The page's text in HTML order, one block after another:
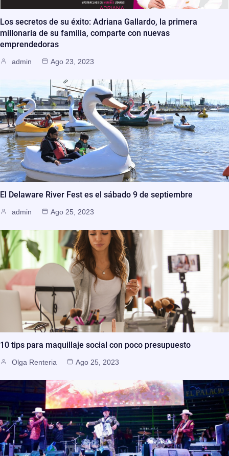
Los secretos de su éxito: Adriana Gallardo, la primera
millonaria de su familia, comparte con nuevas
emprendedoras
admin Ago 23, 2023
El Delaware River Fest es el sábado 9 de septiembre
admin Ago 25, 2023
10 tips para maquillaje social con poco presupuesto
Olga Renteria Ago 25, 2023